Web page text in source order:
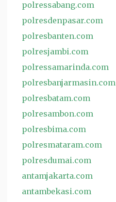
polressabang.com
polresdenpasar.com
polresbanten.com
polresjambi.com
polressamarinda.com
polresbanjarmasin.com
polresbatam.com
polresambon.com
polresbima.com
polresmataram.com
polresdumai.com
antamjakarta.com
antambekasi.com